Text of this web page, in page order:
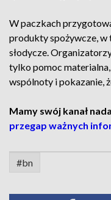
W paczkach
produkty spożywcze, w
słodycze.
tylko pomoc
wspólnoty i pokazanie,
Mamy swój kanał
przegap ważnych
#bn